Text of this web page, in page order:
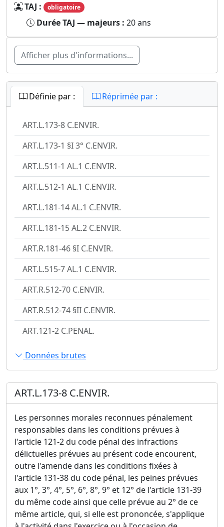
TAJ : obligatoire
Durée TAJ — majeurs : 20 ans
Afficher plus d'informations...
Définie par : Réprimée par :
ART.L.173-8 C.ENVIR.
ART.L.173-1 §I 3° C.ENVIR.
ART.L.511-1 AL.1 C.ENVIR.
ART.L.512-1 AL.1 C.ENVIR.
ART.L.181-14 AL.1 C.ENVIR.
ART.L.181-15 AL.2 C.ENVIR.
ART.R.181-46 §I C.ENVIR.
ART.L.515-7 AL.1 C.ENVIR.
ART.R.512-70 C.ENVIR.
ART.R.512-74 §II C.ENVIR.
ART.121-2 C.PENAL.
Données brutes
ART.L.173-8 C.ENVIR.
Les personnes morales reconnues pénalement
responsables dans les conditions prévues à
l'article 121-2 du code pénal des infractions
délictuelles prévues au présent code encourent,
outre l'amende dans les conditions fixées à
l'article 131-38 du code pénal, les peines prévues
aux 1°, 3°, 4°, 5°, 6°, 8°, 9° et 12° de l'article 131-39
du même code ainsi que celle prévue au 2° de ce
même article, qui, si elle est prononcée, s'applique